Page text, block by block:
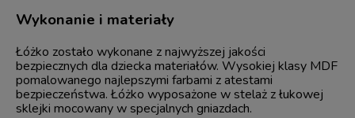
Wykonanie i materiały
Łóżko zostało wykonane z najwyższej jakości
bezpiecznych dla dziecka materiałów. Wysokiej klasy MDF
pomalowanego najlepszymi farbami z atestami
bezpieczeństwa. Łóżko wyposażone w stelaż z łukowej
sklejki mocowany w specjalnych gniazdach.